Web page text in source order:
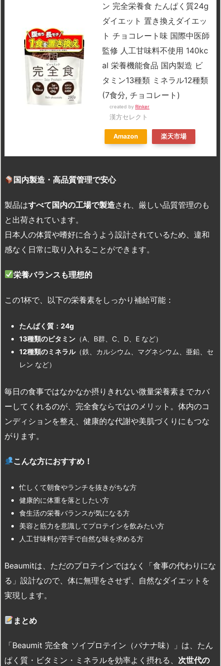
ン 完全栄養食 たんぱく質24g
ダイエット 置き換えダイエッ
ト チョコレート味 国際中医師
監修 人工甘味料不使用 140kc
al 栄養機能食品 国内製造 ビ
タミン13種類 ミネラル12種類
(7食分, チョコレート)
created by Rinker
漢方セレクト
Amazon 楽天市場
国内製造・高品質管理で安心
製品はすべて国内の工場で製造され、厳しい品質管理のも
と出荷されています。
日本人の体質や嗜好に合うよう設計されているため、違和
感なく日常に取り入れることができます。
栄養バランスも理想的
この1杯で、以下の栄養素をしっかり補給可能：
たんぱく質：24g
13種類のビタミン （A、B群、C、D、E など）
12種類のミネラル（鉄、カルシウム、マグネシウム、亜鉛、セ
レン など）
毎日の食事ではなかなか摂りきれない微量栄養素までカバ
ーしてくれるのが、完全食ならではのメリット。体内のコ
ンディションを整え、健康的な代謝や美肌づくりにもつな
がります。
こんな方におすすめ！
忙しくて朝食やランチを抜きがちな方
健康的に体重を落としたい方
食生活の栄養バランスが気になる方
美容と筋力を意識してプロテインを飲みたい方
人工甘味料が苦手で自然な味を求める方
Beaumitは、ただのプロテインではなく「食事の代わりにな
る」設計なので、体に無理をさせず、自然なダイエットを
実現します。
まとめ
「Beaumit 完全食 ソイプロテイン（バナナ味）」は、たん
ぱく質・ビタミン・ミネラルを効率よく摂れる、 次世代の